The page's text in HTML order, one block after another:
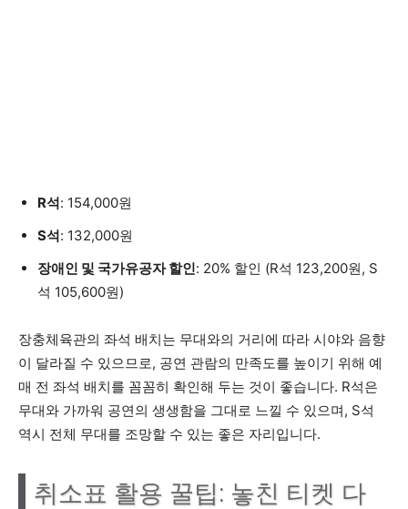
R석: 154,000원
S석: 132,000원
장애인 및 국가유공자 할인: 20% 할인 (R석 123,200원, S
석 105,600원)
장충체육관의 좌석 배치는 무대와의 거리에 따라 시야와 음향
이 달라질 수 있으므로, 공연 관람의 만족도를 높이기 위해 예
매 전 좌석 배치를 꼼꼼히 확인해 두는 것이 좋습니다. R석은
무대와 가까워 공연의 생생함을 그대로 느낄 수 있으며, S석
역시 전체 무대를 조망할 수 있는 좋은 자리입니다.
취소표 활용 꿀팁: 놓친 티켓 다